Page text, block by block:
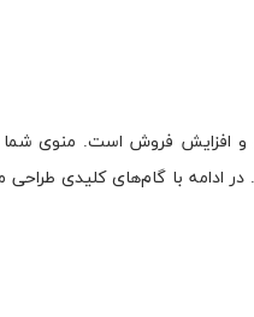
افزایش فروش است. منوی شما
ادامه با گام‌های کلیدی طراحی